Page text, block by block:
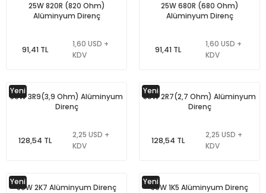
25W 820R (820 Ohm)
Alüminyum Direnç
91,41 TL
1,60 USD +
KDV
25W 680R (680 Ohm)
Alüminyum Direnç
91,41 TL
1,60 USD +
KDV
Yeni
50W 3R9(3,9 Ohm) Alüminyum
Direnç
128,54 TL
2,25 USD +
KDV
Yeni
50W 2R7(2,7 Ohm) Alüminyum
Direnç
128,54 TL
2,25 USD +
KDV
Yeni
50W 2K7 Alüminyum Direnç
Yeni
50W 1K5 Alüminyum Direnç